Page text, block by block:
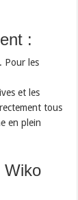
:
Pour les
et les
tous
en plein
Wiko